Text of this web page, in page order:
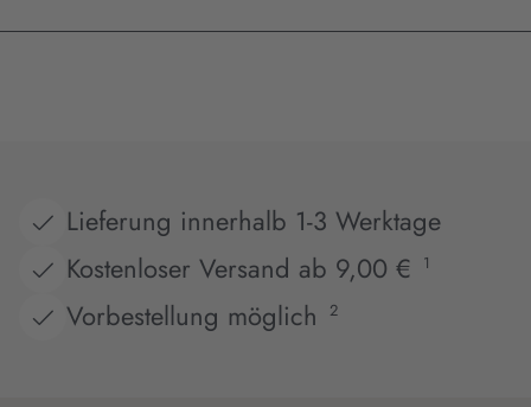
Lieferung innerhalb 1-3 Werktage
Kostenloser Versand ab 9,00 €
1
Vorbestellung möglich 2